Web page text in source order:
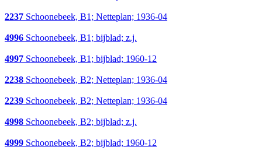
2237 Schoonebeek, B1; Netteplan; 1936-04
4996 Schoonebeek, B1; bijblad; z.j.
4997 Schoonebeek, B1; bijblad; 1960-12
2238 Schoonebeek, B2; Netteplan; 1936-04
2239 Schoonebeek, B2; Netteplan; 1936-04
4998 Schoonebeek, B2; bijblad; z.j.
4999 Schoonebeek, B2; bijblad; 1960-12